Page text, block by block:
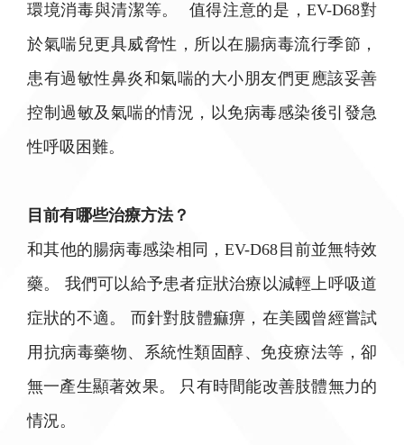
環境消毒與清潔等。 值得注意的是，EV-D68對
於氣喘兒更具威脅性，所以在腸病毒流行季節，
患有過敏性鼻炎和氣喘的大小朋友們更應該妥善
控制過敏及氣喘的情況，以免病毒感染後引發急
性呼吸困難。
目前有哪些治療方法？
和其他的腸病毒感染相同，EV-D68目前並無特效
藥。 我們可以給予患者症狀治療以減輕上呼吸道
症狀的不適。 而針對肢體痲痹，在美國曾經嘗試
用抗病毒藥物、系統性類固醇、免疫療法等，卻
無一產生顯著效果。 只有時間能改善肢體無力的
情況。